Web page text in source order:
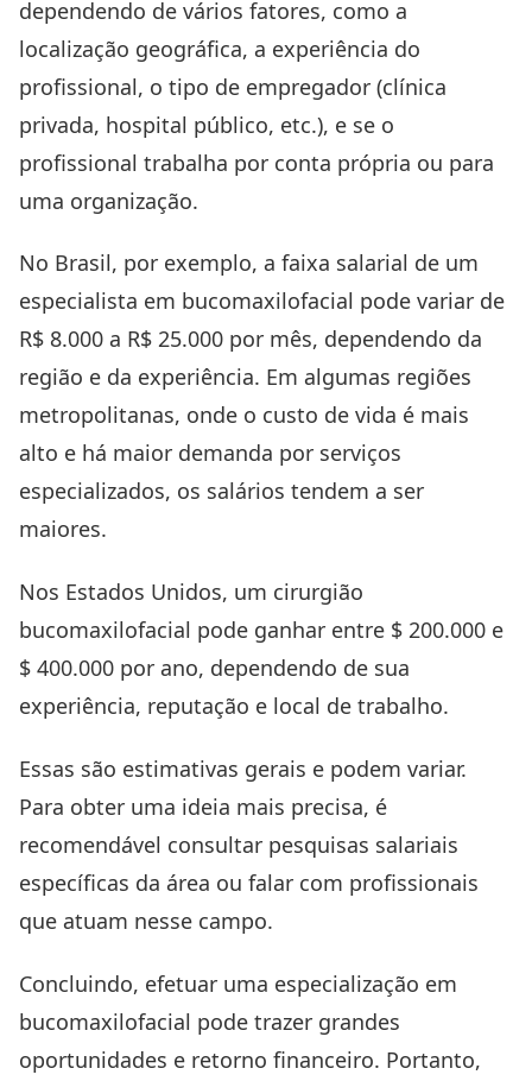
dependendo de vários fatores, como a
localização geográfica, a experiência do
profissional, o tipo de empregador (clínica
privada, hospital público, etc.), e se o
profissional trabalha por conta própria ou para
uma organização.
No Brasil, por exemplo, a faixa salarial de um
especialista em bucomaxilofacial pode variar de
R$ 8.000 a R$ 25.000 por mês, dependendo da
região e da experiência. Em algumas regiões
metropolitanas, onde o custo de vida é mais
alto e há maior demanda por serviços
especializados, os salários tendem a ser
maiores.
Nos Estados Unidos, um cirurgião
bucomaxilofacial pode ganhar entre $ 200.000 e
$ 400.000 por ano, dependendo de sua
experiência, reputação e local de trabalho.
Essas são estimativas gerais e podem variar.
Para obter uma ideia mais precisa, é
recomendável consultar pesquisas salariais
específicas da área ou falar com profissionais
que atuam nesse campo.
Concluindo, efetuar uma especialização em
bucomaxilofacial pode trazer grandes
oportunidades e retorno financeiro. Portanto,